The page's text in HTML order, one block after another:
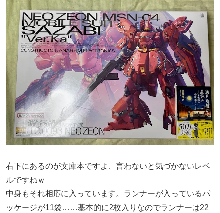
右下にあるのが文庫本ですよ、言わないと気づかないレベ
ルですねｗ
中身もそれ相応に入っています。ランナーが入っているパ
ッケージが11袋……基本的に2枚入りなのでランナーは22